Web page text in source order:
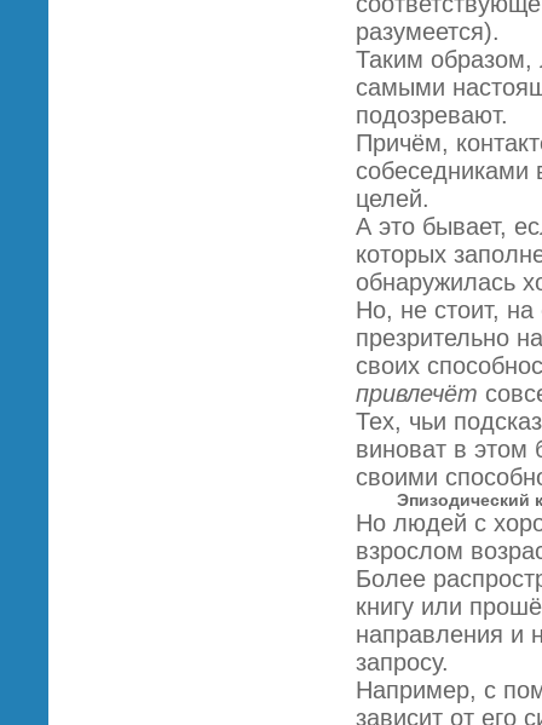
разумеется).
Таким образом,
самыми
подозревают.
Причём,
целей.
А это бывает,
которых
обнаружилась
Но, не стоит, на
презрительно
своих
привлечёт
Тех, чьи
виноват в этом
своими
Эпизодический
Но людей с
взрослом
Более
книгу или
направления и
запросу.
Например, с
зависит от его